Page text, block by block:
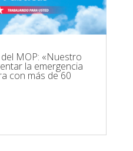
MOP: «Nuestro
la emergencia
con más de 60